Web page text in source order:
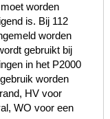
worden
is. Bij 112
worden
gebruikt bij
in het P2000
worden
HV voor
WO voor een